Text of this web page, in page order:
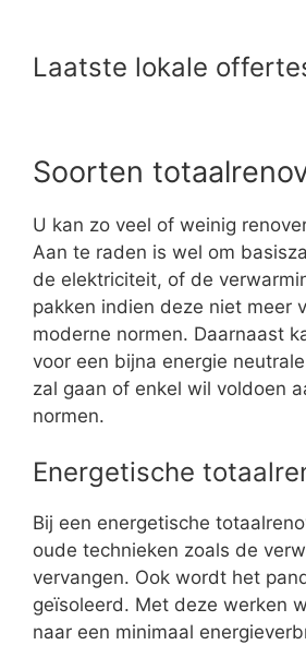
Laatste lokale
Soorten
U kan zo veel of weinig
Aan te raden is wel om
de elektriciteit, of de
pakken indien deze niet meer
moderne normen. Daarnaast
voor een bijna energie
zal gaan of enkel wil voldoen
normen.
Energetische
Bij een energetische
oude technieken zoals de
vervangen. Ook wordt het
geïsoleerd. Met deze werken
naar een minimaal